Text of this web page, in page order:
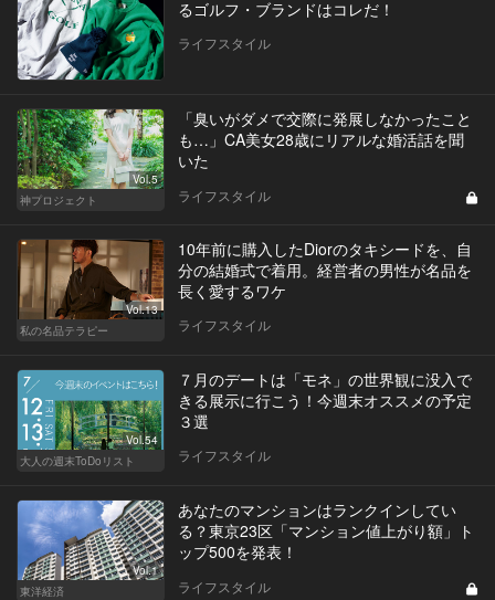
るゴルフ・ブランドはコレだ！
ライフスタイル
Vol.5
神プロジェクト
「臭いがダメで交際に発展しなかったこと
も…」CA美女28歳にリアルな婚活話を聞
いた
ライフスタイル
Vol.13
私の名品テラピー
10年前に購入したDiorのタキシードを、自
分の結婚式で着用。経営者の男性が名品を
長く愛するワケ
ライフスタイル
Vol.54
大人の週末ToDoリスト
７月のデートは「モネ」の世界観に没入で
きる展示に行こう！今週末オススメの予定
３選
ライフスタイル
Vol.1
東洋経済
あなたのマンションはランクインしてい
る？東京23区「マンション値上がり額」ト
ップ500を発表！
ライフスタイル